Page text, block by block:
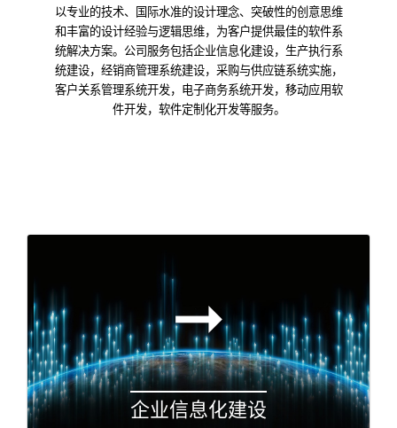
以专业的技术、国际水准的设计理念、突破性的创意思维
和丰富的设计经验与逻辑思维，为客户提供最佳的软件系
统解决方案。公司服务包括企业信息化建设，生产执行系
统建设，经销商管理系统建设，采购与供应链系统实施，
客户关系管理系统开发，电子商务系统开发，移动应用软
件开发，软件定制化开发等服务。
企业信息化建设